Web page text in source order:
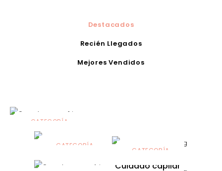
Destacados
Recién Llegados
Mejores Vendidos
CATEGORÍA
Alimentación
infantilCATEGORÍA
Dermocosmética
CATEGORÍA
Solares
Cuidado capilar